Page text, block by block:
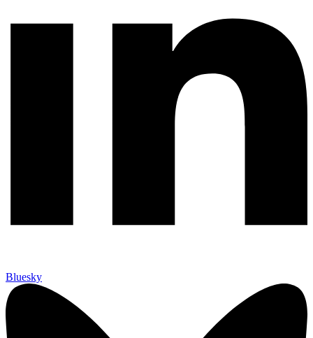
Bluesky